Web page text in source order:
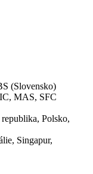
(Slovensko)
MAS, SFC
Polsko,
Singapur,